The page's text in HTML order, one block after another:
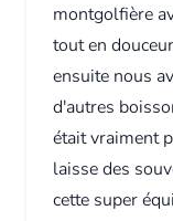
montgolfière
tout en
ensuite nous
d'autres
était vraiment
laisse des
cette super